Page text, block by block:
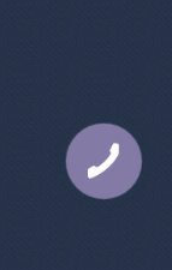
КНОПКА
ЗВ'ЯЗКУ